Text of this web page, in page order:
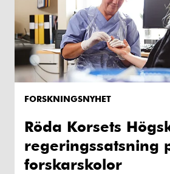
FORSKNINGSNYHET
Röda Korsets
regeringssatsning
forskarskolor